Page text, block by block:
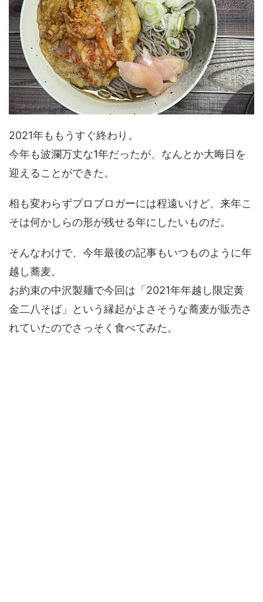
2021年ももうすぐ終わり。
今年も波瀾万丈な1年だったが、なんとか大晦日を
迎えることができた。
相も変わらずプロブロガーには程遠いけど、来年こ
そは何かしらの形が残せる年にしたいものだ。
そんなわけで、今年最後の記事もいつものように年
越し蕎麦。
お約束の中沢製麺で今回は「2021年年越し限定黄
金二八そば」という縁起がよさそうな蕎麦が販売さ
れていたのでさっそく食べてみた。